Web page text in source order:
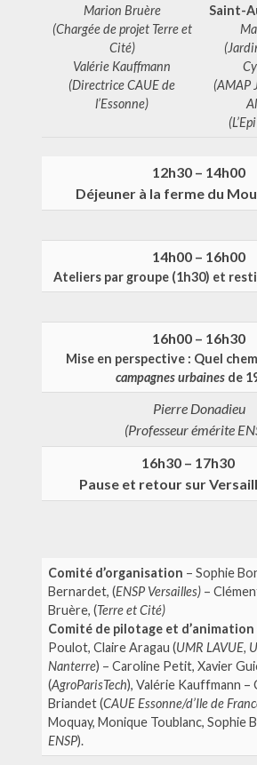
Marion Bruère
(Chargée de projet Terre et
Cité)
Valérie Kauffmann
(Directrice CAUE de
l’Essonne)
Saint-
(AMAP
12h30 – 14h00
Déjeuner à la ferme du
14h00 – 16h00
Ateliers par groupe (1h30) et
16h00 – 16h30
Mise en perspective : Quel
campagnes urbaines de
Pierre Donadieu
(Professeur émérite
16h30 – 17h30
Pause et retour sur
Comité d’organisation – Sophie
Bernardet, (ENSP Versailles)–
Bruère, (Terre et Cité)
Comité de pilotage et d’animation
Poulot, Claire Aragau (UMR LAVUE,
Nanterre) – Caroline Petit, Xavier
(AgroParisTech), Valérie Kauffmann –
Briandet (CAUE Essonne/d’Ile de
Moquay, Monique Toublanc, Sophie
ENSP).